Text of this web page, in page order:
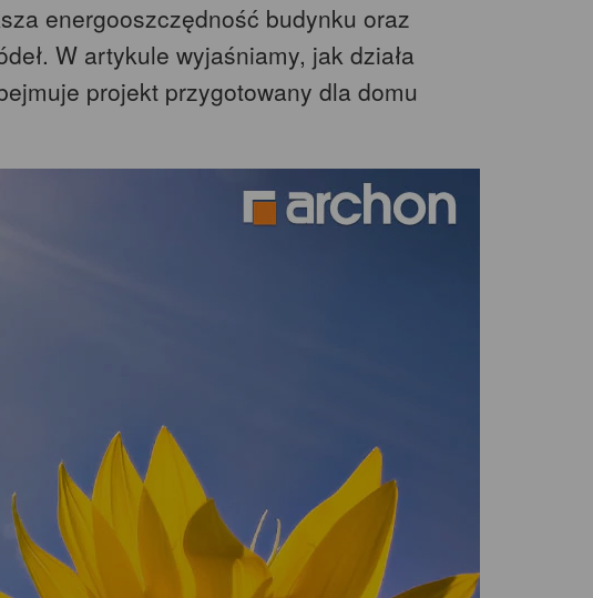
energooszczędność budynku oraz
W artykule wyjaśniamy, jak działa
projekt przygotowany dla domu